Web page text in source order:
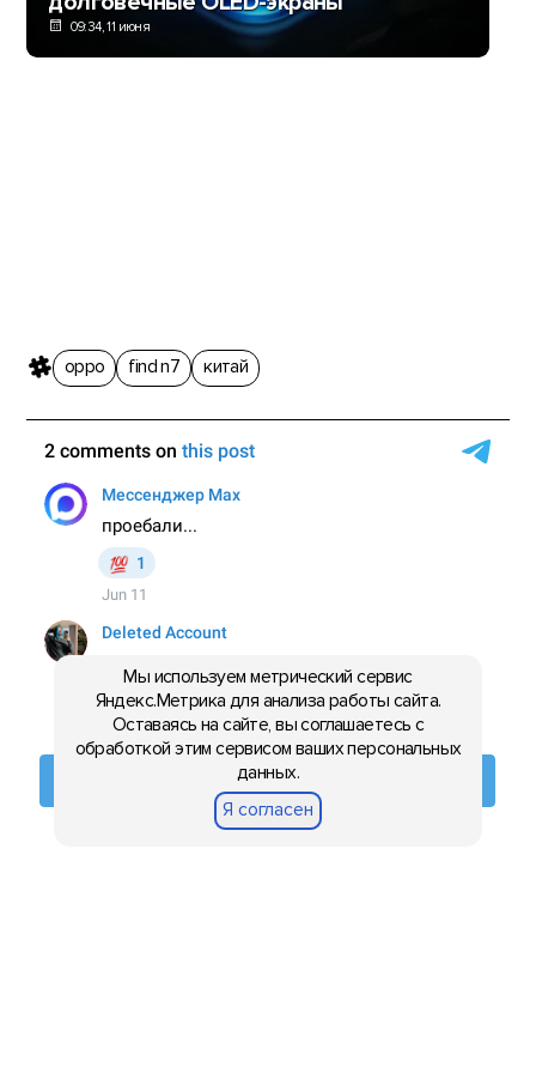
09:34, 11 июня
oppo find n7 китай
Мы используем метрический сервис
Яндекс.Метрика для анализа работы сайта.
Оставаясь на сайте, вы соглашаетесь с
обработкой этим сервисом ваших персональных
данных.
Я согласен